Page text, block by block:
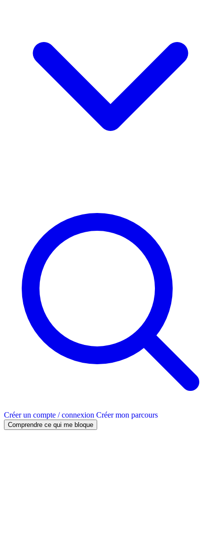
Créer un compte / connexion Créer mon parcours
Comprendre ce qui me bloque